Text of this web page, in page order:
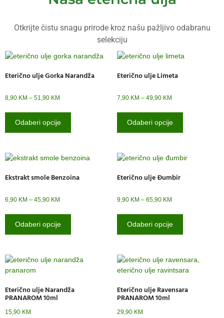
Otkrijte čistu snagu prirode kroz našu pažljivo odabranu
selekciju
Eterično ulje Gorka Narandža
8,90 KM – 51,90 KM
Odaberi opcije
Eterično ulje Limeta
7,90 KM – 49,90 KM
Odaberi opcije
Ekstrakt smole Benzoina
6,90 KM – 45,90 KM
Odaberi opcije
Eterično ulje Đumbir
9,90 KM – 65,90 KM
Odaberi opcije
Eterično ulje Narandža
PRANAROM 10ml
15,90 KM
Eterično ulje Ravensara
PRANAROM 10ml
29,90 KM